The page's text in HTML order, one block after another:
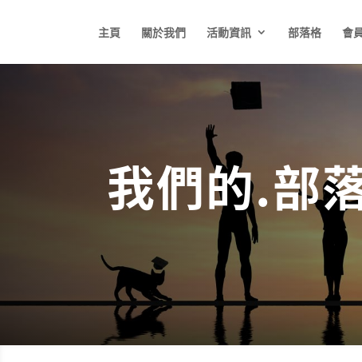
主頁 關於我們 活動資訊 部落格 會
我們的.部